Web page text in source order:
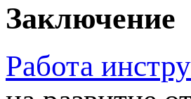
Заключение
Работа